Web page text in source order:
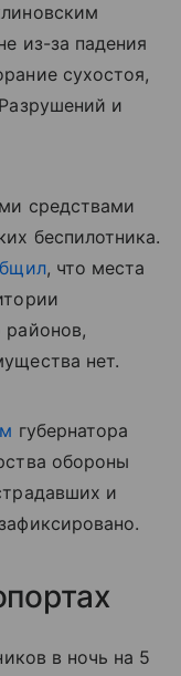
из-за падения
сухостоя,
и
средствами
беспилотника.
, что места
районов,
нет.
губернатора
обороны
и
в ночь на 5